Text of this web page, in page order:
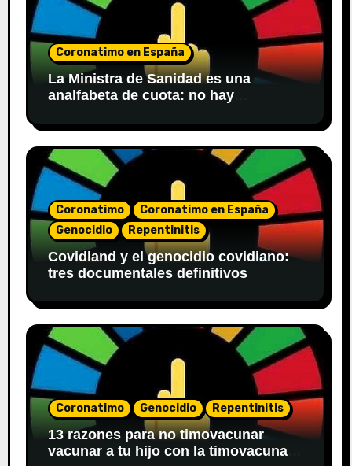
Coronatimo en España
La Ministra de Sanidad es una
analfabeta de cuota: no hay
sanitarios
Coronatimo
Coronatimo en España
Genocidio
Repentinitis
Covidland y el genocidio covidiano:
tres documentales definitivos
Coronatimo Genocidio Repentinitis
13 razones para no timovacunar
vacunar a tu hijo con la timovacuna